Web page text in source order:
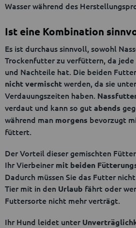
Wasser während des
Ist eine Kombination
Es ist durchaus sinnvoll, sowohl
Trockenfutter zu verfüttern, da jede
und Nachteile hat. Die beiden
nicht vermischtwerden, da sie
Verdauungszeiten haben.
verdaut und kann so gutabends
während man morgens bevorzugt
füttert.
Der Vorteil dieser gemischten
Ihr Vierbeinermit beiden
Dadurch müssen Sie das Futter
Tier mit in den Urlaub fährt oder
Futtersorte nicht mehr verträgt.
Ihr Hund leidet unter